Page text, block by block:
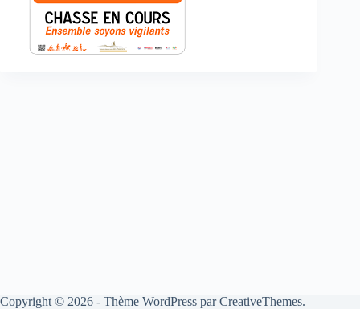
Copyright © 2026 - Thème WordPress parCreativeThemes.